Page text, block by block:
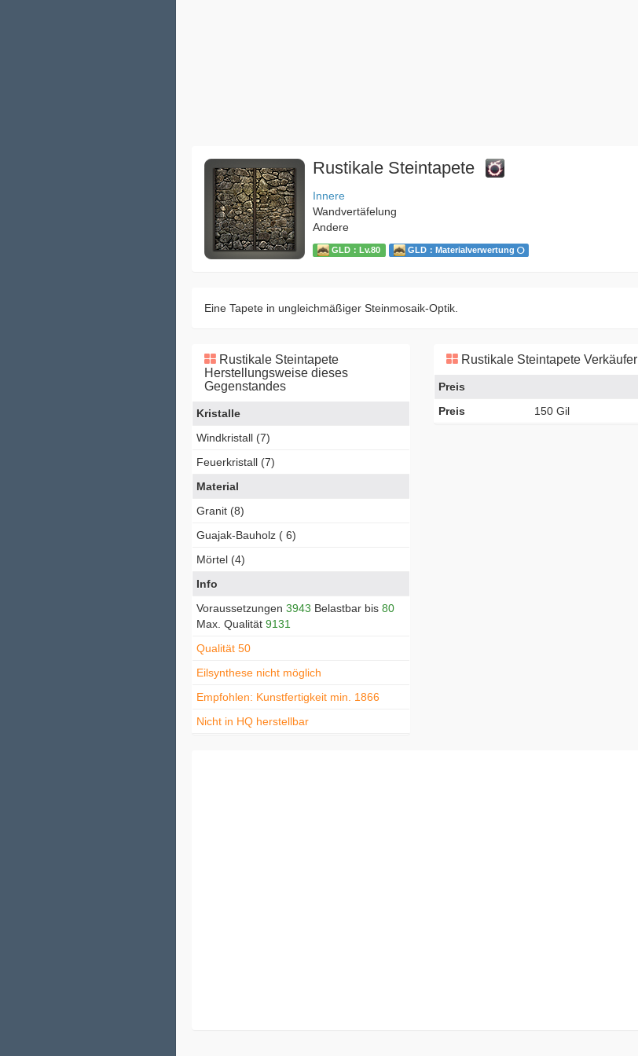
Rustikale Steintapete
Innere
Wandvertäfelung
Andere
GLD：Lv.80 GLD：Materialverwertung
Eine Tapete in ungleichmäßiger Steinmosaik-Optik.
Rustikale Steintapete
Herstellungsweise dieses
Gegenstandes
Kristalle
Windkristall (7)
Feuerkristall (7)
Material
Granit (8)
Guajak-Bauholz ( 6)
Mörtel (4)
Info
Voraussetzungen 3943 Belastbar bis 80
Max. Qualität 9131
Qualität 50
Eilsynthese nicht möglich
Empfohlen: Kunstfertigkeit min. 1866
Nicht in HQ herstellbar
Rustikale Steintapete Verkäufer
Preis
Preis
150 Gil